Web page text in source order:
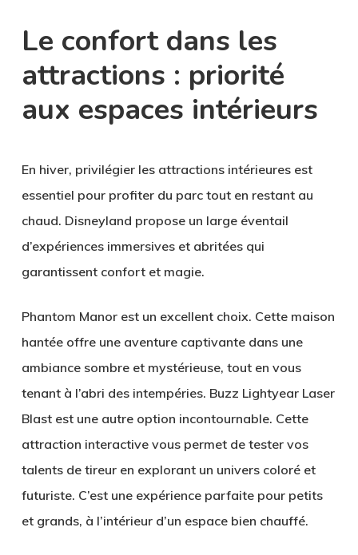
Le confort dans les
attractions : priorité
aux espaces intérieurs
En hiver, privilégier les attractions intérieures est
essentiel pour profiter du parc tout en restant au
chaud. Disneyland propose un large éventail
d’expériences immersives et abritées qui
garantissent confort et magie.
Phantom Manorest un excellent choix. Cette maison
hantée offre une aventure captivante dans une
ambiance sombre et mystérieuse, tout en vous
tenant à l’abri des intempéries. Buzz Lightyear Laser
Blastest une autre option incontournable. Cette
attraction interactive vous permet de tester vos
talents de tireur en explorant un univers coloré et
futuriste. C’est une expérience parfaite pour petits
et grands, à l’intérieur d’un espace bien chauffé.